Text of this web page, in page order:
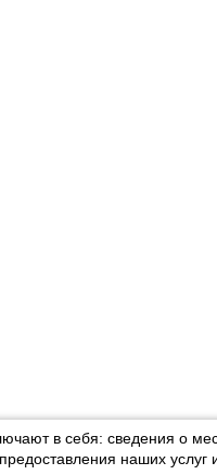
в себя: сведения о
наших услуг